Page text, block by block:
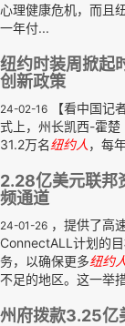
心理健康危机，而且
一年付...
纽约时装周掀起
创新政策
24-02-16 【看中国记
式上，州长凯西-霍
31.2万名纽约人 ，每
2.28亿美元联邦
频通道
24-01-26 ，提供了高
ConnectALL计划的
务，以确保更多纽约人
不足的地区。这一举
州府拨款3.25亿